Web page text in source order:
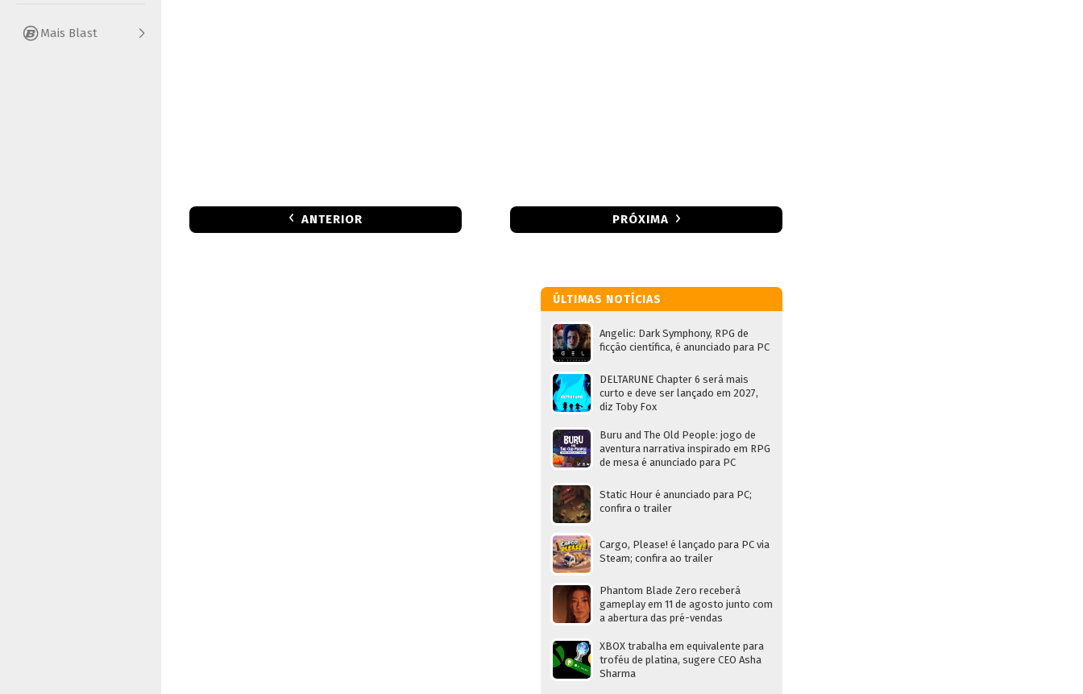
Mais Blast
ANTERIOR PRÓXIMA
ÚLTIMAS NOTÍCIAS
Angelic: Dark Symphony, RPG de
ficção científica, é anunciado para PC
DELTARUNE Chapter 6 será mais
curto e deve ser lançado em 2027,
diz Toby Fox
Buru and The Old People: jogo de
aventura narrativa inspirado em RPG
de mesa é anunciado para PC
Static Hour é anunciado para PC;
confira o trailer
Cargo, Please! é lançado para PC via
Steam; confira ao trailer
Phantom Blade Zero receberá
gameplay em 11 de agosto junto com
a abertura das pré-vendas
XBOX trabalha em equivalente para
troféu de platina, sugere CEO Asha
Sharma